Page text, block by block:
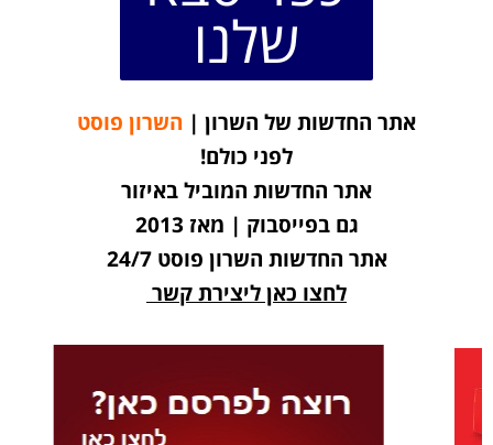
שלנו
אתר החדשות של השרון | השרון פוסט
לפני כולם!
אתר החדשות המוביל באיזור
גם בפייסבוק | מאז 2013
אתר החדשות השרון פוסט 24/7
לחצו כאן ליצירת קשר